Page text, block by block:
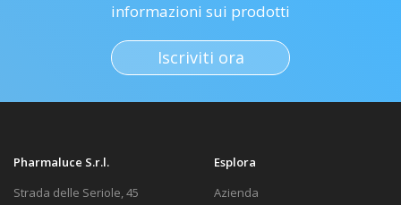
informazioni sui prodotti
Iscriviti ora
Pharmaluce S.r.l.
Strada delle Seriole, 45
Esplora
Azienda